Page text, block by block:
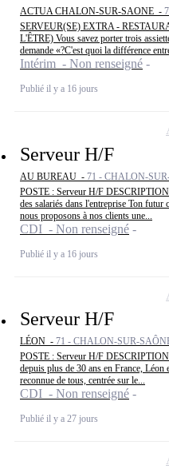
ACTUA CHALON-SUR-SAONE -
SERVEUR(SE) EXTRA -
L'ÊTRE) Vous savez porter trois
demande «?C'est quoi la différence
Intérim - Non renseigné
Publié il y a 16 jours
Serveur H/F
AU BUREAU - 71 - CHALON-
POSTE : Serveur H/F DESCRIPTION
des salariés dans l'entreprise Ton futur
nous proposons à nos clients une...
CDI - Non renseigné
Publié il y a 16 jours
Serveur H/F
LÉON - 71 - CHALON-SUR-
POSTE : Serveur H/F
depuis plus de 30 ans en France, Léon
reconnue de tous, centrée sur le...
CDI - Non renseigné
Publié il y a 27 jours